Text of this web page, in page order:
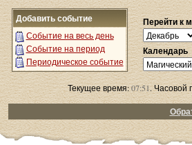
Добавить событие
Событие на весь день
Событие на период
Периодическое событие
Перейти к
Календарь
Текущее время:07:51. Часовой